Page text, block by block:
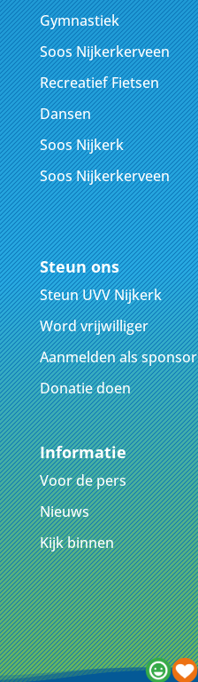
Gymnastiek
Soos Nijkerkerveen
Recreatief Fietsen
Dansen
Soos Nijkerk
Soos Nijkerkerveen
Steun ons
Steun UVV Nijkerk
Word vrijwilliger
Aanmelden als sponsor
Donatie doen
Informatie
Voor de pers
Nieuws
Kijk binnen